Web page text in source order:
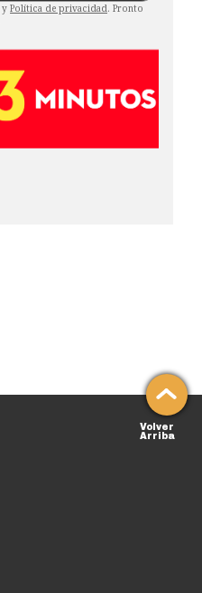
y Política de privacidad. Pronto
Volver
Arriba